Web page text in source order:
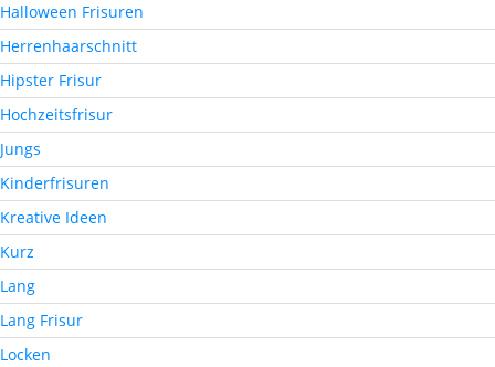
Halloween Frisuren
Herrenhaarschnitt
Hipster Frisur
Hochzeitsfrisur
Jungs
Kinderfrisuren
Kreative Ideen
Kurz
Lang
Lang Frisur
Locken